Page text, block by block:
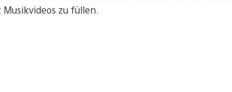
zu füllen.